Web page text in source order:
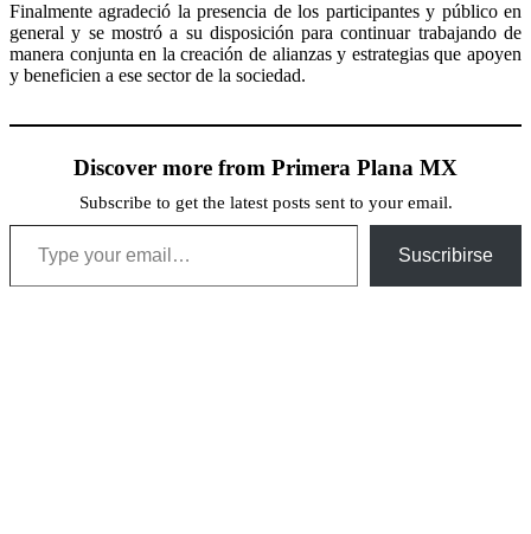
Finalmente agradeció la presencia de los participantes y público en
general y se mostró a su disposición para continuar trabajando de
manera conjunta en la creación de alianzas y estrategias que apoyen
y beneficien a ese sector de la sociedad.
Discover more from Primera Plana MX
Subscribe to get the latest posts sent to your email.
Type your email…
Suscribirse